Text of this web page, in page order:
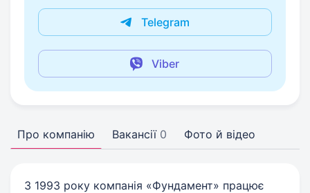
Telegram
Viber
Про компанію Вакансії 0 Фото й відео
З 1993 року компанія «Фундамент» працює